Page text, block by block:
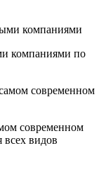
компаниями по
современном
всех видов